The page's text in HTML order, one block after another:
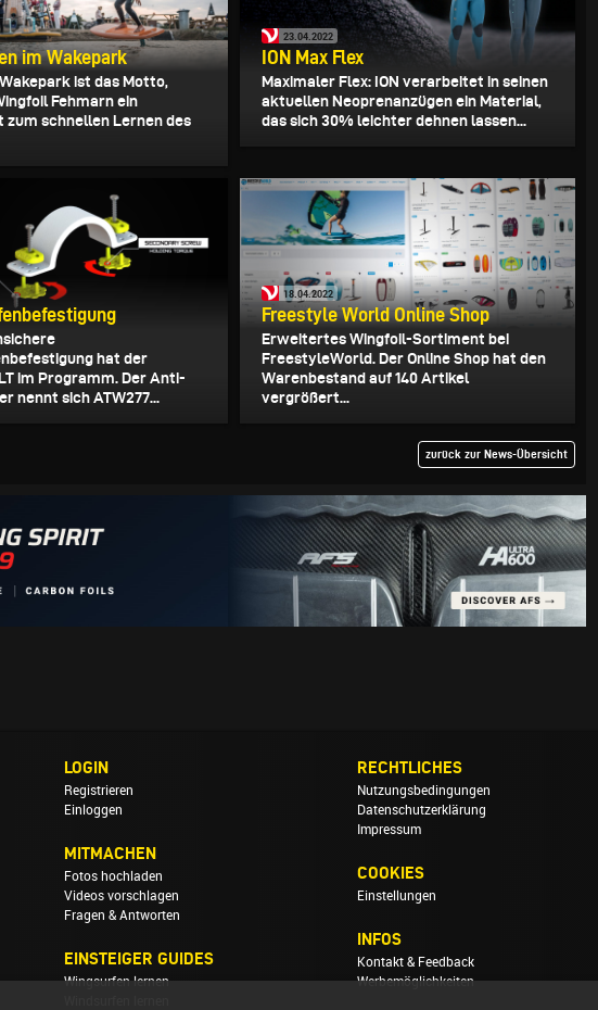
im Wakepark
ist das Motto,
Fehmarn ein
zum schnellen Lernen des
23.04.2022
ION Max Flex
Maximaler Flex: ION verarbeitet in seinen
aktuellen Neoprenanzügen ein Material,
das sich 30% leichter dehnen lassen...
hat der
im Programm. Der Anti-
nennt sich ATW277...
18.04.2022
Freestyle World Online Shop
Erweitertes Wingfoil-Sortiment bei
FreestyleWorld. Der Online Shop hat den
Warenbestand auf 140 Artikel
vergrößert...
zurück zur News-Übersicht
LOGIN
Registrieren
Einloggen
MITMACHEN
Fotos hochladen
Videos vorschlagen
Fragen & Antworten
EINSTEIGER GUIDES
Wingsurfen lernen
RECHTLICHES
Nutzungsbedingungen
Datenschutzerklärung
Impressum
COOKIES
Einstellungen
INFOS
Kontakt & Feedback
Werbemöglichkeiten